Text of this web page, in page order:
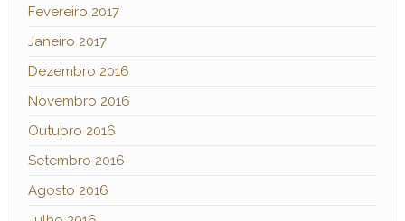
Fevereiro 2017
Janeiro 2017
Dezembro 2016
Novembro 2016
Outubro 2016
Setembro 2016
Agosto 2016